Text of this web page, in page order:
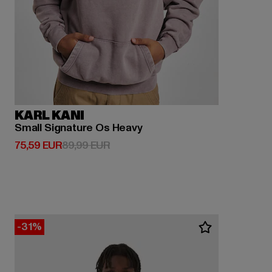
KARL KANI
Small Signature Os Heavy
75,59 EUR
Derzeitiger Preis: 75,59 EUR
89,99 EURAktionspreis: 89,99 EUR
-31%